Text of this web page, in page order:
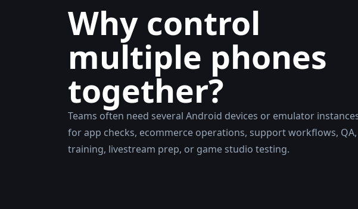
Why control
multiple phones
together?
Teams often need several Android devices or emulator
for app checks, ecommerce operations, support workflows, QA,
training, livestream prep, or game studio testing.